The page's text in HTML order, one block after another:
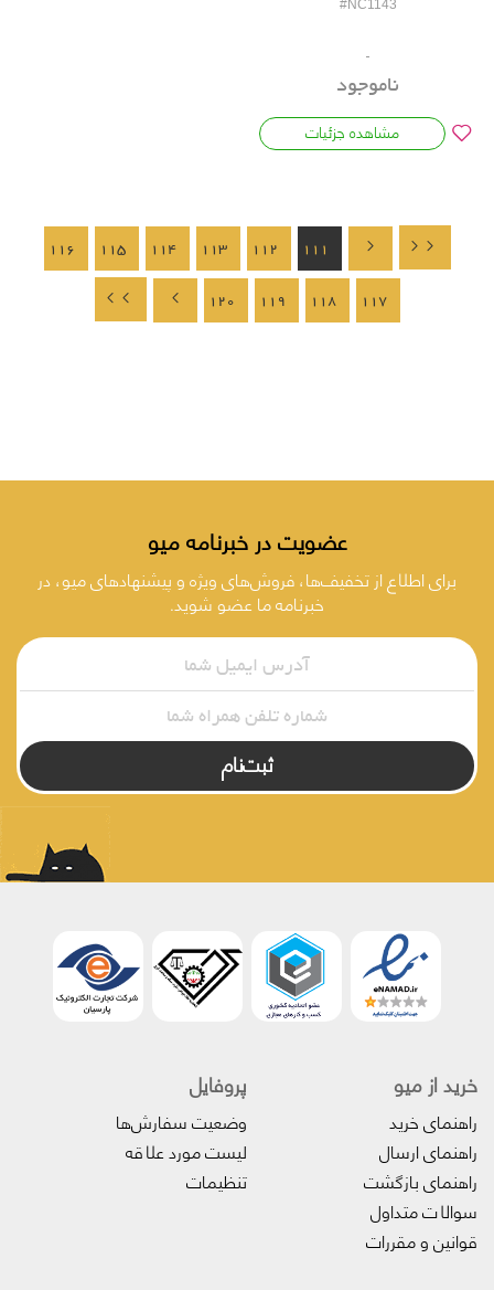
#NC1143
ناموجود
مشاهده جزئیات
111
112
113
114
115
116
117
118
119
120
عضویت در خبرنامه میو
برای اطلاع از تخفیف‌ها، فروش‌های ویژه و پیشنهادهای میو، در
خبرنامه ما عضو شوید.
ثبت‌نام
خرید از میو
راهنمای خرید
راهنمای ارسال
راهنمای بازگشت
سوالات متداول
قوانین و مقررات
پروفایل‌
وضعیت سفارش‌ها
لیست مورد علاقه
تنظیمات